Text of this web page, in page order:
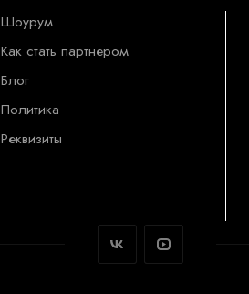
Шоурум
Как стать партнером
Блог
Политика
Реквизиты